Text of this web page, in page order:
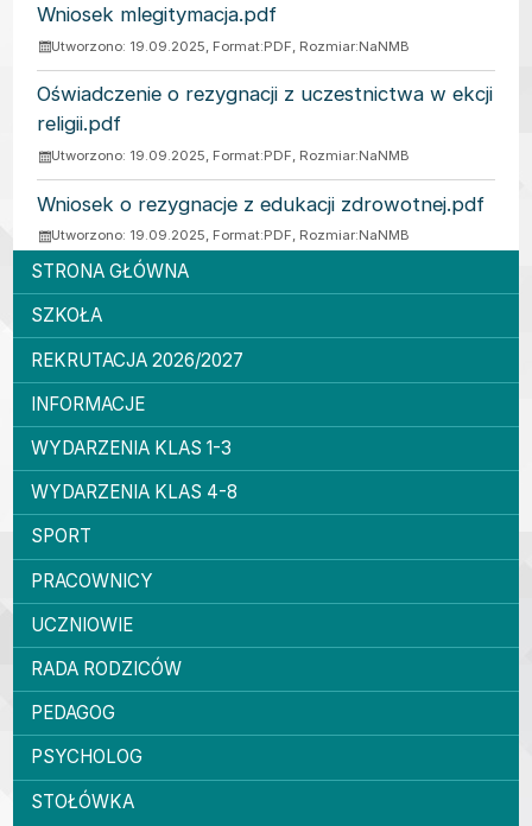
Wniosek mlegitymacja.pdf
Utworzono: 19.09.2025, Format:PDF , Rozmiar:NaNMB
Oświadczenie o rezygnacji z uczestnictwa w ekcji
religii.pdf
Utworzono: 19.09.2025, Format:PDF, Rozmiar:NaNMB
Wniosek o rezygnacje z edukacji zdrowotnej.pdf
Utworzono: 19.09.2025, Format:PDF, Rozmiar:NaNMB
Menu główne
STRONA GŁÓWNA
SZKOŁA
REKRUTACJA 2026/2027
INFORMACJE
WYDARZENIA KLAS 1-3
WYDARZENIA KLAS 4-8
SPORT
PRACOWNICY
UCZNIOWIE
RADA RODZICÓW
PEDAGOG
PSYCHOLOG
STOŁÓWKA